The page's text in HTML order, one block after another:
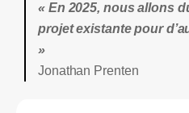
« En 2025, nous allons
projet existante pour
»
Jonathan Prenten